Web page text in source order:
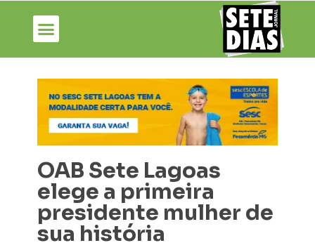
OAB Sete Lagoas
elege a primeira
presidente mulher de
sua história